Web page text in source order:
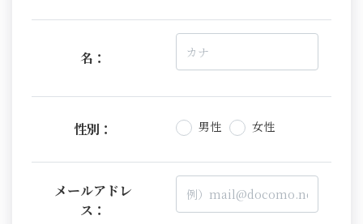
名：
性別： 男性 女性
メールアドレ
ス：